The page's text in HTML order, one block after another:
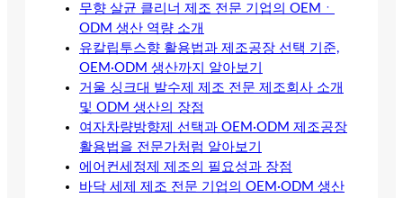
무향 살균 클리너 제조 전문 기업의 OEMㆍ
ODM 생산 역량 소개
유칼립투스향 활용법과 제조공장 선택 기준,
OEM·ODM 생산까지 알아보기
거울 싱크대 발수제 제조 전문 제조회사 소개
및 ODM 생산의 장점
여자차량방향제 선택과 OEM·ODM 제조공장
활용법을 전문가처럼 알아보기
에어컨세정제 제조의 필요성과 장점
바닥 세제 제조 전문 기업의 OEM·ODM 생산